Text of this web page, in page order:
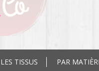
TISSUS PAR